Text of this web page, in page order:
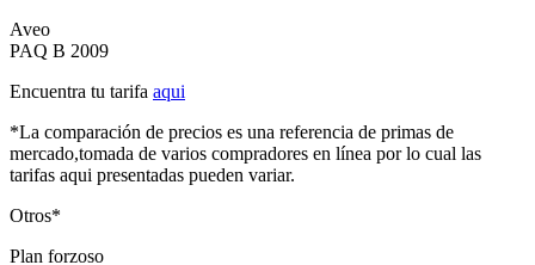
Aveo
PAQ B 2009
Encuentra tu tarifa aqui
*La comparación de precios es una referencia de primas de
mercado,tomada de varios compradores en línea por lo cual las
tarifas aqui presentadas pueden variar.
Otros*
Plan forzoso